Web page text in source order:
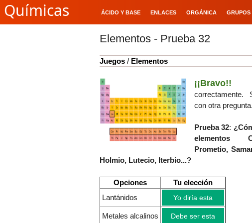
Químicas ÁCIDO Y BASE ENLACES ORGÁNICA
Elementos - Prueba 32
Juegos / Elementos
¡¡Bravo!!
correctamente.
con otra pregunta.
Prueba 32:
elementos
Prometio,
Holmio, Lutecio, Iterbio...?
Opciones
Tu elección
Lantánidos
Yo diría esta
Metales alcalinos Debe ser esta